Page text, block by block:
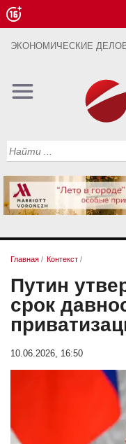
ЭКОНОМИЧЕСКИЕ
Главная / Контекст /
Путин
срок
10.06.2026, 16:50